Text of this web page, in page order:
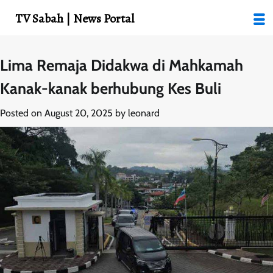
Skip
to
content
Lima Remaja Didakwa di Mahkamah
Kanak-kanak berhubung Kes Buli
Posted on August 20, 2025 by leonard
TV Sabah | News Portal